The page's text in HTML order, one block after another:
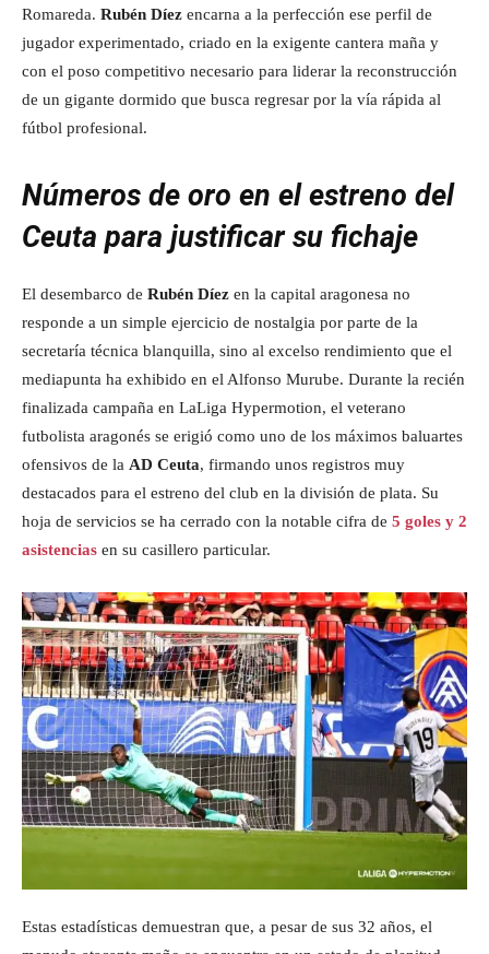
Romareda. Rubén Díez encarna a la perfección ese perfil de
jugador experimentado, criado en la exigente cantera maña y
con el poso competitivo necesario para liderar la reconstrucción
de un gigante dormido que busca regresar por la vía rápida al
fútbol profesional.
Números de oro en el estreno del
Ceuta para justificar su fichaje
El desembarco de Rubén Díez en la capital aragonesa no
responde a un simple ejercicio de nostalgia por parte de la
secretaría técnica blanquilla, sino al excelso rendimiento que el
mediapunta ha exhibido en el Alfonso Murube. Durante la recién
finalizada campaña en LaLiga Hypermotion, el veterano
futbolista aragonés se erigió como uno de los máximos baluartes
ofensivos de la AD Ceuta, firmando unos registros muy
destacados para el estreno del club en la división de plata. Su
hoja de servicios se ha cerrado con la notable cifra de 5 goles y 2
asistencias en su casillero particular.
Estas estadísticas demuestran que, a pesar de sus 32 años, el